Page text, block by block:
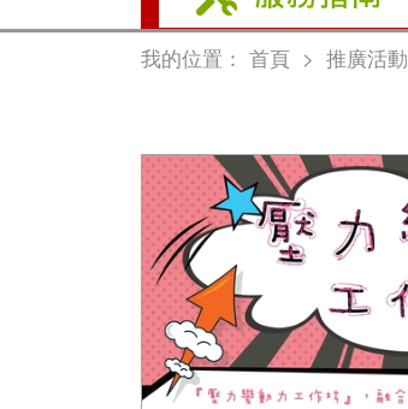
我的位置： 首頁 > 推廣活動